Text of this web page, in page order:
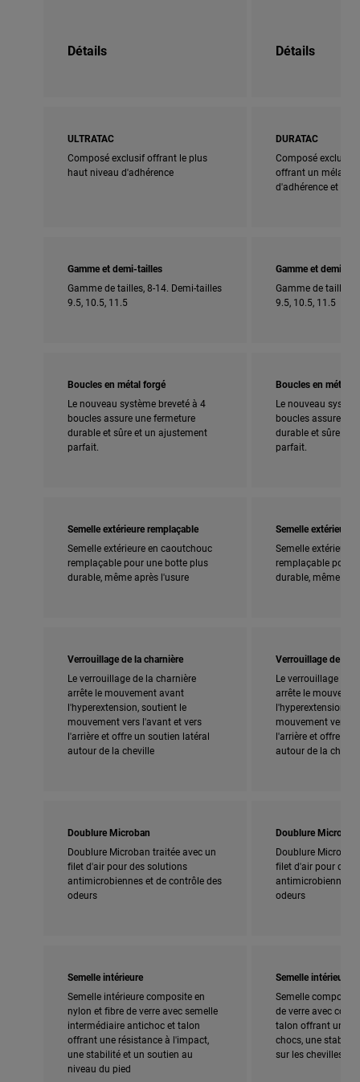
Détails Détails
ULTRATAC
Composé exclusif offrant le plus
haut niveau d'adhérence
DURATAC
Composé exclusif
offrant un
d'adhérence et de
Gamme et demi-tailles
Gamme de tailles, 8-14. Demi-tailles
9.5, 10.5, 11.5
Gamme et demi-
Gamme de tailles,
9.5, 10.5, 11.5
Boucles en métal forgé
Le nouveau système breveté à 4
boucles assure une fermeture
durable et sûre et un ajustement
parfait.
Boucles en métal
Le nouveau
boucles assure
durable et sûre et
parfait.
Semelle extérieure remplaçable
Semelle extérieure en caoutchouc
remplaçable pour une botte plus
durable, même après l'usure
Semelle extérieure
Semelle extérieure
remplaçable pour
durable, même
Verrouillage de la charnière
Le verrouillage de la charnière
arrête le mouvement avant
l'hyperextension, soutient le
mouvement vers l'avant et vers
l'arrière et offre un soutien latéral
autour de la cheville
Verrouillage de la
Le verrouillage de
arrête le
l'hyperextension,
mouvement vers
l'arrière et offre un
autour de la
Doublure Microban
Doublure Microban traitée avec un
filet d'air pour des solutions
antimicrobiennes et de contrôle des
odeurs
Doublure Microban
Doublure
filet d'air pour des
antimicrobiennes
odeurs
Semelle intérieure
Semelle intérieure composite en
nylon et fibre de verre avec semelle
intermédiaire antichoc et talon
offrant une résistance à l'impact,
une stabilité et un soutien au
niveau du pied
Semelle intérieure
Semelle
de verre avec
talon offrant une
chocs, une
sur les chevilles